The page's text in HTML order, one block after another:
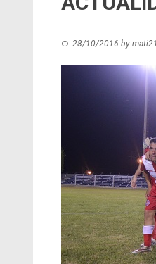
28/10/2016 by mati21